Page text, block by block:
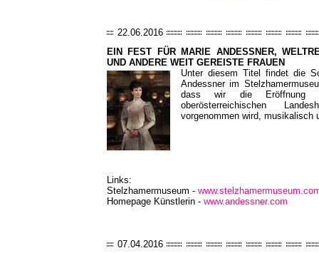
22.06.2016
EIN FEST FÜR MARIE ANDESSNER,
UND ANDERE WEIT GEREISTE FRAUEN
Unter diesem Titel findet die
Andessner im
dass wir die
oberösterreichischen
vorgenommen wird, musikalisch
Links:
Stelzhamermuseum -
Homepage Künstlerin - www.andessner.com
07.04.2016